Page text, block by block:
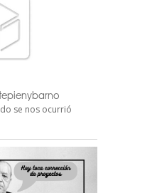
se nos ocurrió